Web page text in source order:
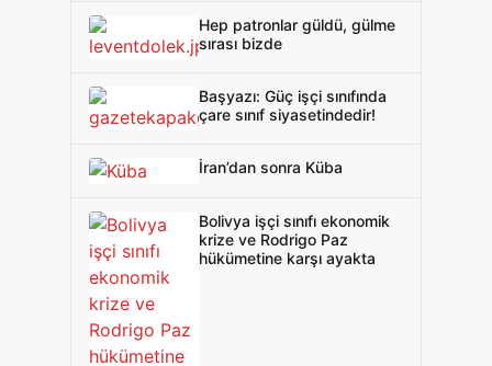
Hep patronlar güldü, gülme
sırası bizde
Başyazı: Güç işçi sınıfında
çare sınıf siyasetindedir!
İran’dan sonra Küba
Bolivya işçi sınıfı ekonomik
krize ve Rodrigo Paz
hükümetine karşı ayakta